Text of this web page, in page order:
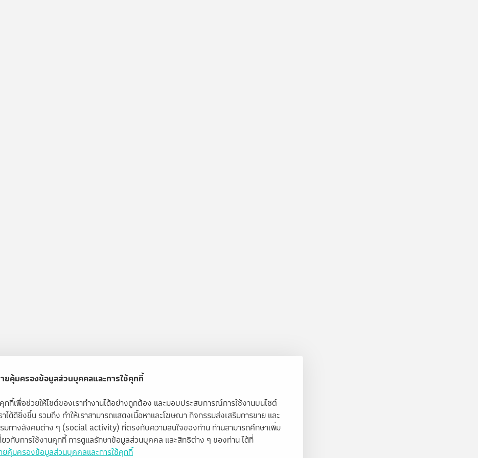
ยคุ้มครองข้อมูลส่วนบุคคลและการใช้คุกกี้
คุกกี้เพื่อช่วยให้ไซต์ของเราทำงานได้อย่างถูกต้อง และมอบประสบการณ์การใช้งานบนไซต์
าได้ดียิ่งขึ้น รวมถึง ทำให้เราสามารถแสดงเนื้อหาและโฆษณา กิจกรรมส่งเสริมการขาย และ
มทางสังคมต่าง ๆ (social activity) ที่ตรงกับความสนใจของท่าน ท่านสามารถศึกษาเพิ่ม
ยวกับการใช้งานคุกกี้ การดูแลรักษาข้อมูลส่วนบุคคล และสิทธิต่าง ๆ ของท่าน ได้ที่
ยคุ้มครองข้อมูลส่วนบุคคลและการใช้คุกกี้